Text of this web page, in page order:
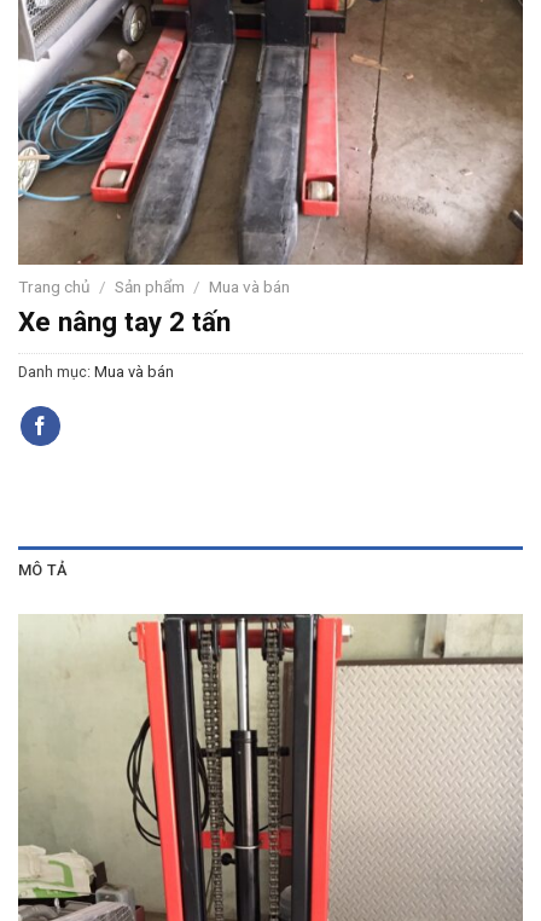
Trang chủ / Sản phẩm / Mua và bán
Xe nâng tay 2 tấn
Danh mục: Mua và bán
MÔ TẢ